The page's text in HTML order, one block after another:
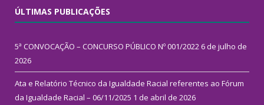
ÚLTIMAS PUBLICAÇÕES
5ª CONVOCAÇÃO – CONCURSO PÚBLICO Nº 001/2022 6 de julho de
2026
Ata e Relatório Técnico da Igualdade Racial referentes ao Fórum
da Igualdade Racial – 06/11/2025 1 de abril de 2026